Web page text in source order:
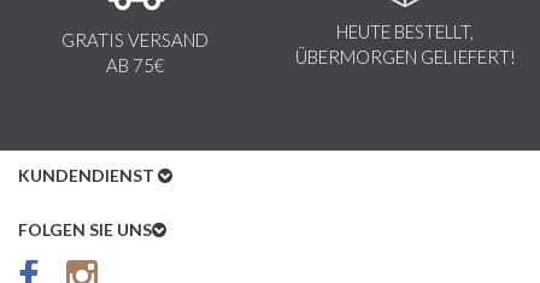
GRATIS VERSAND
AB 75€
HEUTE BESTELLT,
ÜBERMORGEN GELIEFERT!
KUNDENDIENST
Kundenservice
AGB
FOLGEN SIE UNS